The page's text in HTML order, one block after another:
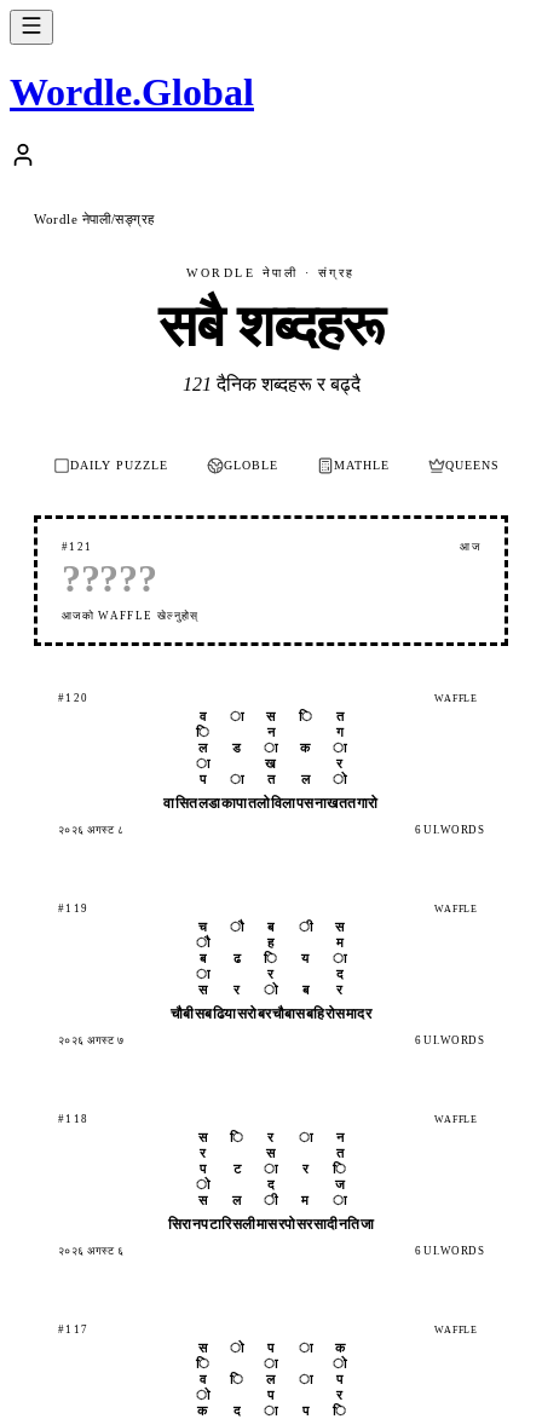
Wordle.Global
Wordle नेपाली/सङ्ग्रह
WORDLE नेपाली · संग्रह
सबै शब्दहरू
121 दैनिक शब्दहरू र बढ्दै
DAILY PUZZLE GLOBLE MATHLE QUEENS
#121 आज
?????
आजको WAFFLE खेल्नुहोस्
#120 WAFFLE
व ा स ि
त
ि
न
ग
ल
ड ा क
ा
ा
ख
र
प
ा त ल ो
वासितलडाकापातलोविलापसनाखततगारो
२०२६ अगस्ट ८ 6 UI.WORDS
#119 WAFFLE
च ौ ब ी
स
ौ
ह
म
ब
ढ ि य
ा
ा
र
द
स
र ो ब र
चौबीसबढियासरोबरचौबासबहिरोसमादर
२०२६ अगस्ट ७ 6 UI.WORDS
#118 WAFFLE
स ि र ा
न
र
स
त
प
ट ा र
ि
ो
द
ज
स
ल ी म ा
सिरानपटारिसलीमासरपोसरसादीनतिजा
२०२६ अगस्ट ६ 6 UI.WORDS
#117 WAFFLE
स ो प ा
क
ि
ा
ो
व
ि ल ा
प
ो
प
र
क
द ा प ि